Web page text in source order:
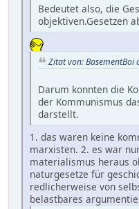
Bedeutet also, die
objektiven.Gesetzen
Zitat von: BasementBoi
Darum konnten die
der Kommunismus
darstellt.
1. das waren keine
marxisten. 2. es war
materialismus heraus
naturgesetze für
redlicherweise von
belastbares